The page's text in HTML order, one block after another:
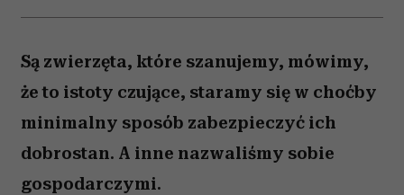
Są zwierzęta, które szanujemy, mówimy,
że to istoty czujące, staramy się w choćby
minimalny sposób zabezpieczyć ich
dobrostan. A inne nazwaliśmy sobie
gospodarczymi.